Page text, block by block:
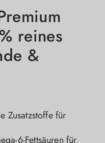
reines
&
Zusatzstoffe für
6-Fettsäuren für